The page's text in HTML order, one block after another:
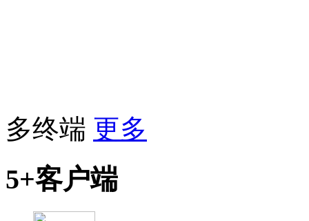
多终端 更多
5+客户端